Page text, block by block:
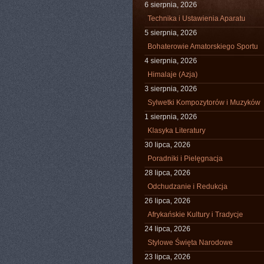
6 sierpnia, 2026
Technika i Ustawienia Aparatu
5 sierpnia, 2026
Bohaterowie Amatorskiego Sportu
4 sierpnia, 2026
Himalaje (Azja)
3 sierpnia, 2026
Sylwetki Kompozytorów i Muzyków
1 sierpnia, 2026
Klasyka Literatury
30 lipca, 2026
Poradniki i Pielęgnacja
28 lipca, 2026
Odchudzanie i Redukcja
26 lipca, 2026
Afrykańskie Kultury i Tradycje
24 lipca, 2026
Stylowe Święta Narodowe
23 lipca, 2026